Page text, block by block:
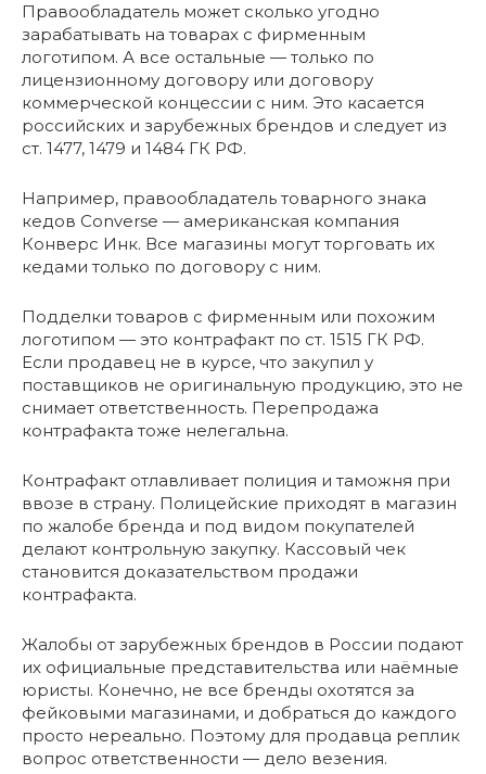
Правообладатель может сколько угодно
зарабатывать на товарах с фирменным
логотипом. А все остальные — только по
лицензионному договору или договору
коммерческой концессии с ним. Это касается
российских и зарубежных брендов и следует из
ст. 1477, 1479 и 1484 ГК РФ.
Например, правообладатель товарного знака
кедов Converse — американская компания
Конверс Инк. Все магазины могут торговать их
кедами только по договору с ним.
Подделки товаров с фирменным или похожим
логотипом — это контрафакт по ст. 1515 ГК РФ.
Если продавец не в курсе, что закупил у
поставщиков не оригинальную продукцию, это не
снимает ответственность. Перепродажа
контрафакта тоже нелегальна.
Контрафакт отлавливает полиция и таможня при
ввозе в страну. Полицейские приходят в магазин
по жалобе бренда и под видом покупателей
делают контрольную закупку. Кассовый чек
становится доказательством продажи
контрафакта.
Жалобы от зарубежных брендов в России подают
их официальные представительства или наёмные
юристы. Конечно, не все бренды охотятся за
фейковыми магазинами, и добраться до каждого
просто нереально. Поэтому для продавца реплик
вопрос ответственности — дело везения.